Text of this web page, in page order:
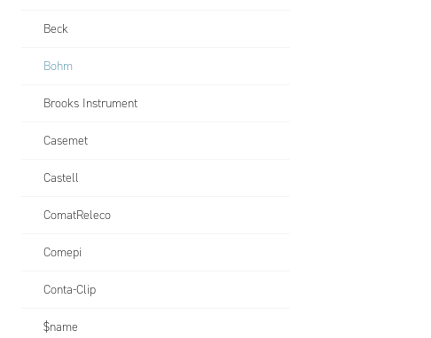
Beck
Bohm
Brooks Instrument
Casemet
Castell
ComatReleco
Comepi
Conta-Clip
$name